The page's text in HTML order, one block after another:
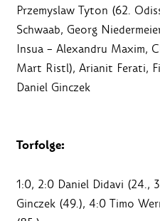
Przemyslaw Tyton (62.
Schwaab, Georg
Insua – Alexandru Maxim,
Mart Ristl), Arianit Ferati,
Daniel Ginczek
Torfolge:
1:0, 2:0 Daniel Didavi (24.,
Ginczek (49.), 4:0 Timo